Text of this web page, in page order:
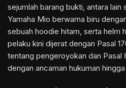
sejumlah barang bukti, antara
Yamaha Mio berwarna biru
sebuah hoodie hitam, serta helm
pelaku kini dijerat dengan Pasal
tentang pengeroyokan dan Pasal
dengan ancaman hukuman hingga